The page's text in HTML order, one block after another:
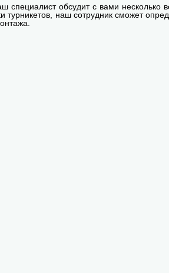
специалист обсудит с вами несколько
турникетов, наш сотрудник сможет